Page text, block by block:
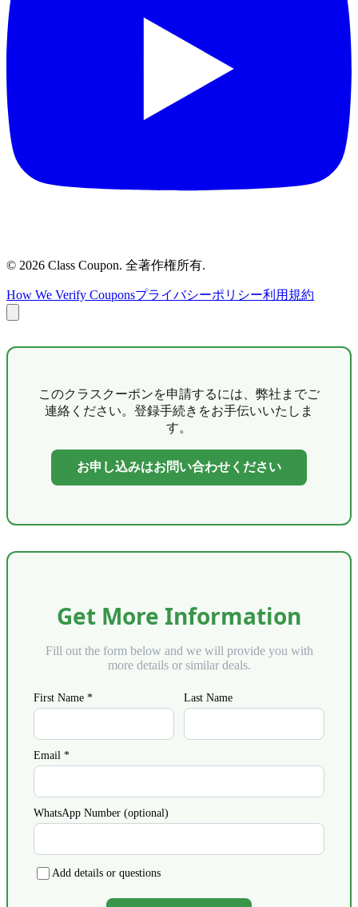
© 2026 Class Coupon. 全著作権所有.
How We Verify Couponsプライバシーポリシー利用規約
このクラスクーポンを申請するには、弊社までご
連絡ください。登録手続きをお手伝いいたしま
す。
お申し込みはお問い合わせください
Get More Information
Fill out the form below and we will provide you with
more details or similar deals.
First Name * Last Name
Email *
WhatsApp Number (optional)
Add details or questions